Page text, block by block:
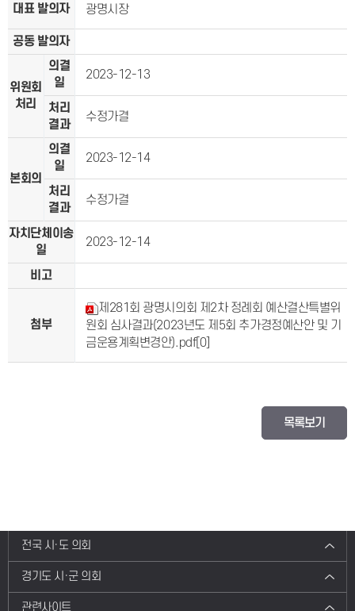
대표 발의자 광명시장
공동 발의자
위원회
처리
의결
일
2023-12-13
처리
결과
수정가결
본회의
의결
일
2023-12-14
처리
결과
수정가결
자치단체이송
일
2023-12-14
비고
첨부
제281회 광명시의회 제2차 정례회 예산결산특별위
원회 심사결과(2023년도 제5회 추가경정예산안 및 기
금운용계획변경안).pdf[0]
목록보기
전국 시·도 의회
경기도 시·군 의회
관련사이트